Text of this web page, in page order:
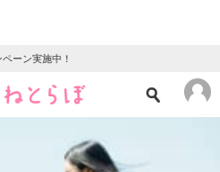
ーン実施中！